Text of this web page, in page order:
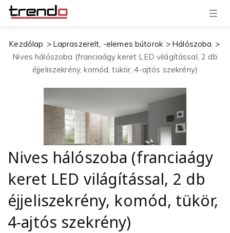
T
g
n
Kezdőlap Lapraszerelt, -elemes bútorok
Hálószoba
Nives hálószoba (franciaágy keret LED világítással, 2 db
éjjeliszekrény, komód, tükör, 4-ajtós szekrény)
Nives hálószoba (franciaágy
keret LED világítással, 2 db
éjjeliszekrény, komód, tükör,
4-ajtós szekrény)